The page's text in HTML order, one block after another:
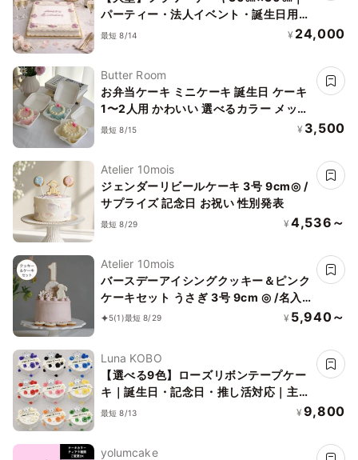
パーティー・法人イベント・誕生日用｜
華やか主役ケーキ
最短 8/14 ¥ 24,000
Butter Room
お弁当ケーキ ミニケーキ 誕生日 ケーキ
1〜2人用 かわいい 選べるカラー メッセ
ージ対応
最短 8/15 ¥ 3,500
Atelier 10mois
ジェンダーリビールケーキ 3号 9cm◎ /
サプライズ 記念日 お祝い 性別発表
最短 8/29 ¥ 4,536～
Atelier 10mois
バースデーアイシングクッキー＆ピンク
ケーキセット うさぎ 3号 9cm ◎ /名入
れ バースデーケーキ スマッシュケーキ
5(1)最短 8/29 ¥ 5,940～
Luna KOBO
【選べる9色】ローズリボンテープケー
キ｜誕生日・記念日・推し活対応｜主役
感◎
最短 8/13 ¥ 9,800
yolumcake